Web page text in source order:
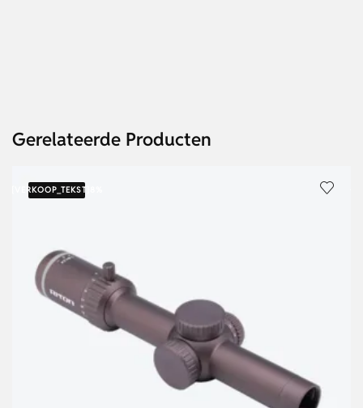
Gerelateerde Producten
{VERKOOP_TEKST}